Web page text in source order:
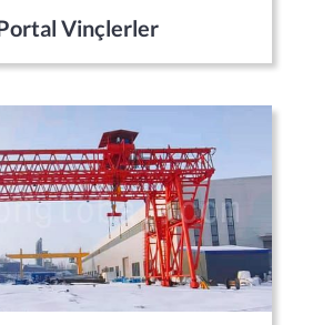
Vinçlerler